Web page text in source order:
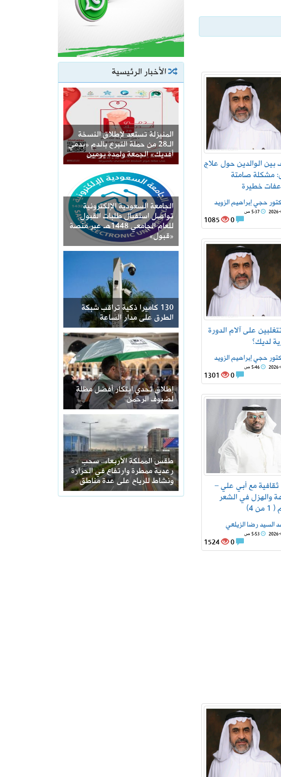
الأخبار الرئيسية
المنيزلة تستعد لإطلاق النسخة
الـ28 من حملة التبرع بالدم «بدمي
أفديك» الجمعة ولمدة يومين
الجامعة السعودية الإلكترونية
تواصل استقبال طلبات القبول
للعام الجامعي 1448هـ عبر منصة
«قبول»
130 كاميرا ذكية تراقب شبكة
الطرق على مدار الساعة
إطلاق تحدي ابتكار أفضل مظلة
لضيوف الرحمن
طقس المملكة الأربعاء.. سحب
رعدية ممطرة وارتفاع في الحرارة
ونشاط للرياح على عدة مناطق
بين الوالدين حول علاج
مشكلة صامتة
خطيرة
حجي إبراهيم الزويد
5:37 ص
1085
على آلام الدورة
لديك؟
حجي إبراهيم الزويد
5:46 ص
1301
مع أبي علي –
والهزل في الشعر
4)
السيد رضا الزيلعي
5:53 ص
1524